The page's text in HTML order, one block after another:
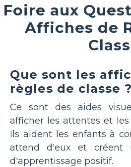
Foire aux
Affiches de
Que sont les
règles de classe ?
Ce sont des aides
afficher les attentes et les
Ils aident les enfants à
attend d'eux et créent
d'apprentissage positif.